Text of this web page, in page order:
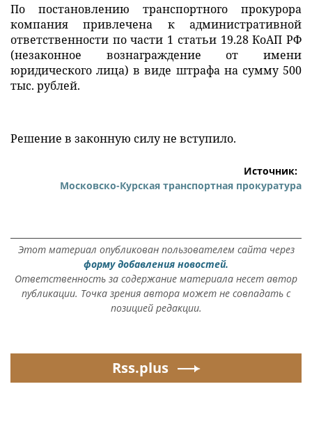
По постановлению транспортного прокурора
компания привлечена к административной
ответственности по части 1 статьи 19.28 КоАП РФ
(незаконное вознаграждение от имени
юридического лица) в виде штрафа на сумму 500
тыс. рублей.
Решение в законную силу не вступило.
Источник:
Московско-Курская транспортная прокуратура
Этот материал опубликован пользователем сайта через
форму добавления новостей.
Ответственность за содержание материала несет автор
публикации. Точка зрения автора может не совпадать с
позицией редакции.
Rss.plus